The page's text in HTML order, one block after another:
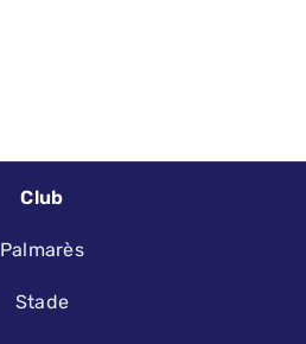
Club
Palmarès
Stade